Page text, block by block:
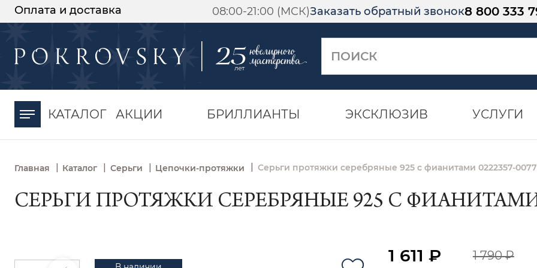
Оплата и доставка 08:00-21:00 (МСК)Заказать обратный звонок8 800 333
КАТАЛОГ АКЦИИ БРИЛЛИАНТЫ ЭКСКЛЮЗИВ УСЛУГИ
Главная | Каталог | Серьги | Цепочки-протяжки Серьги протяжки серебряные 925 с фианитами 0222357-
СЕРЬГИ ПРОТЯЖКИ СЕРЕБРЯНЫЕ 925 С ФИАНИТАМИ
1 611 ₽ 1 790 ₽
-30%
момента оплаты